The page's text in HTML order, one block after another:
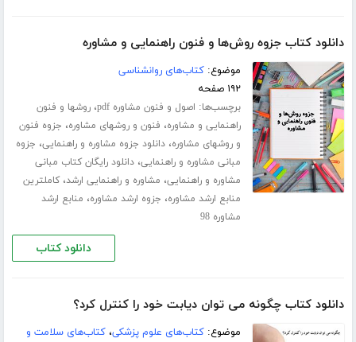
دانلود کتاب جزوه روش‌ها و فنون راهنمایی و مشاوره
موضوع:کتاب‌های روانشناسی
۱۹۲ صفحه
برچسب‌ها: اصول و فنون مشاوره pdf ،روشها و فنون
راهنمایی و مشاوره، فنون و روشهای مشاوره، جزوه فنون
و روشهای مشاوره،دانلود جزوه مشاوره و راهنمایی، جزوه
مبانی مشاوره و راهنمایی،دانلود رایگان کتاب مبانی
مشاوره و راهنمایی، مشاوره و راهنمایی ارشد،کاملترین
منابع ارشد مشاوره، جزوه ارشد مشاوره، منابع ارشد
مشاوره 98
دانلود کتاب
دانلود کتاب چگونه می توان دیابت خود را کنترل کرد؟
موضوع:کتاب‌های علوم پزشکی،کتاب‌های سلامت و